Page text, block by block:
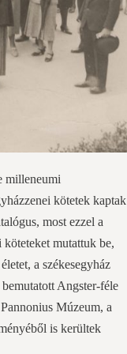
milleneumi
kötetek kaptak
most ezzel a
mutattuk be,
a székesegyház
Angster-féle
Múzeum, a
is kerültek